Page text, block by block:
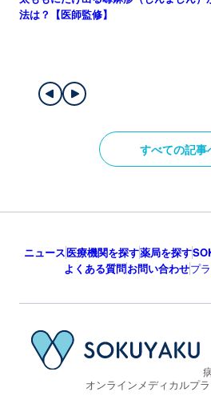
法は？【医師監修】
すべての記事
ニュース医療機関を探す薬局を探す
よくある質問お問い合わせプ
オンラインメディカルプ